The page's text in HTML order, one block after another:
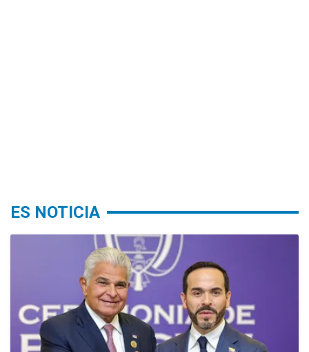
ES NOTICIA